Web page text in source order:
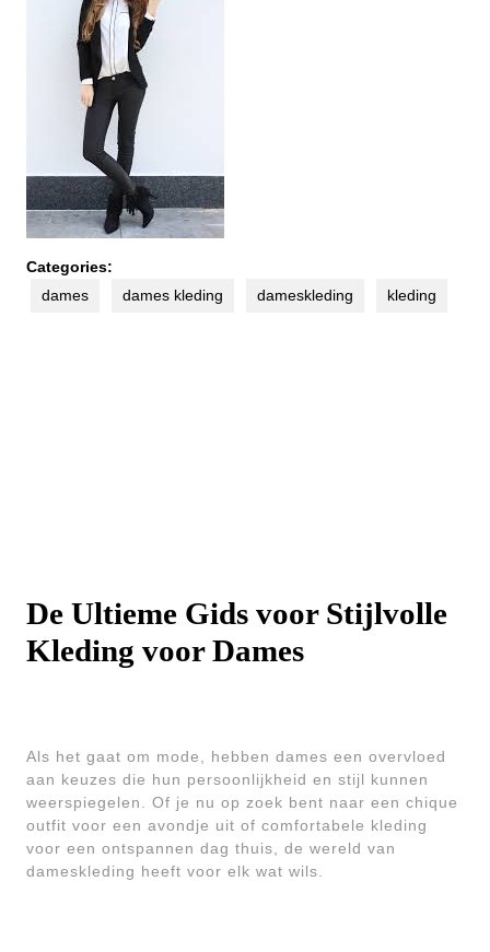
Categories:
dames
dames kleding dameskleding kleding
De Ultieme Gids voor Stijlvolle
Kleding voor Dames
Als het gaat om mode, hebben dames een overvloed
aan keuzes die hun persoonlijkheid en stijl kunnen
weerspiegelen. Of je nu op zoek bent naar een chique
outfit voor een avondje uit of comfortabele kleding
voor een ontspannen dag thuis, de wereld van
dameskleding heeft voor elk wat wils.